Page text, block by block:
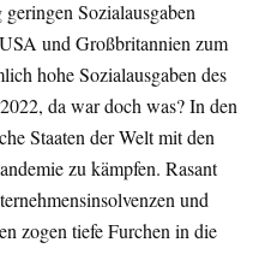
Sozialausgaben
und Großbritannien zum
hohe Sozialausgaben des
da war doch was? In den
Staaten der Welt mit den
zu kämpfen. Rasant
und
zogen tiefe Furchen in die